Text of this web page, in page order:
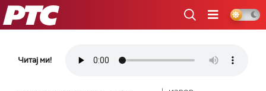
РТС
Читај ми!